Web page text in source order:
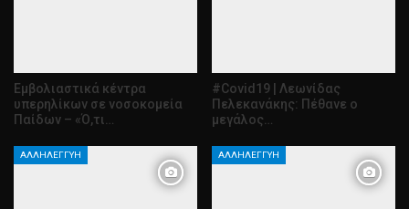
Εμβολιαστικά κέντρα
υπερηλίκων σε νοσοκομεία
Παίδων – «Ό,τι…
#Covid19 | Λεωνίδας
Πελεκανάκης: Πέθανε ο
μεγάλος…
ΑΛΛΗΛΕΓΓΎΗ ΑΛΛΗΛΕΓΓΎΗ